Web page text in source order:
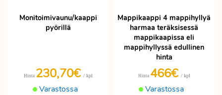
laakeroidut laatikot ja turvallinen
teräsrakenne. Laatikosto 15
Monitoimivaunu/kaappi
pyörillä
Varastossa
Hinta 230,70€ / kpl
Mappikaappi 4 mappihyllyä
harmaa teräksisessä
mappikaapissa eli
mappihyllyssä edullinen
hinta
Varastossa
Hinta 466€ / kpl